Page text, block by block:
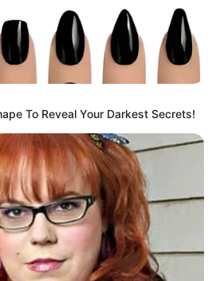
To Reveal Your Darkest Secrets!